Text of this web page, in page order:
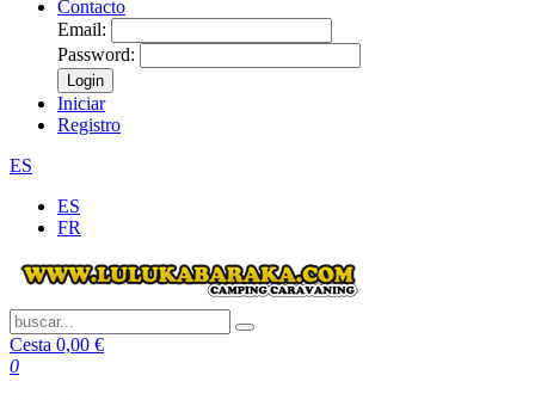
Contacto
Email:
Password:
Login
Iniciar
Registro
ES
ES
FR
Cesta 0,00 €
0